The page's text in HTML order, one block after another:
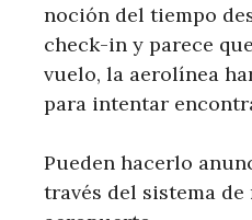
noción del tiempo
check-in y parece
vuelo, la aerolínea
para intentar
Pueden hacerlo
través del sistema de